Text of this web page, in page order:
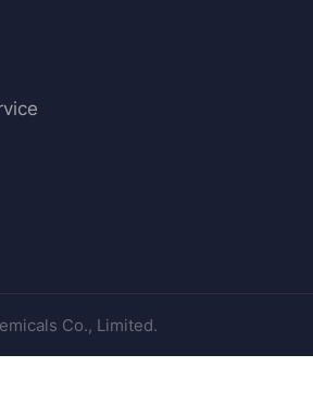
Co., Limited.